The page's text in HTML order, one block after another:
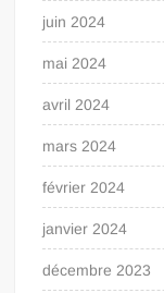
juin 2024
mai 2024
avril 2024
mars 2024
février 2024
janvier 2024
décembre 2023